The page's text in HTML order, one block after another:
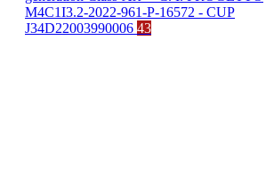
M4C1I3.2-2022-961-P-16572 - CUP
J34D22003990006 43